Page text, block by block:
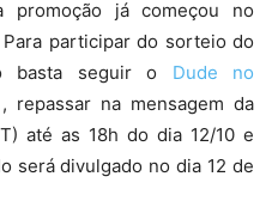
promoção já começou no
participar do sorteio do
basta seguir o Dude no
, repassar na mensagem da
até as 18h do dia 12/10 e
será divulgado no dia 12 de